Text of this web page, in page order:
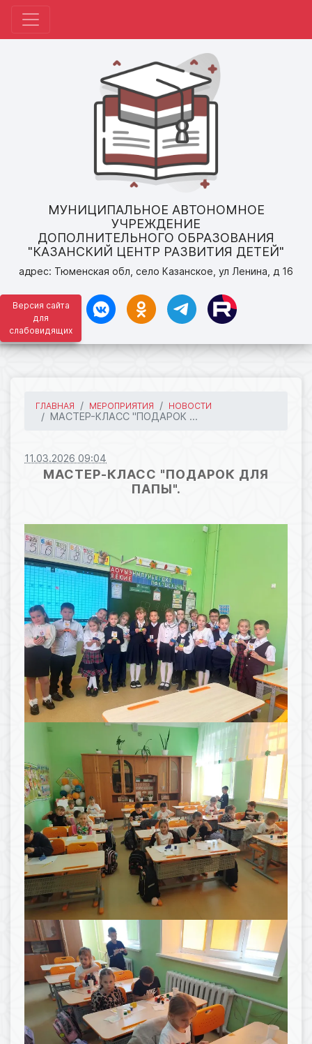
Версия сайта
для
слабовидящих
МУНИЦИПАЛЬНОЕ АВТОНОМНОЕ
УЧРЕЖДЕНИЕ
ДОПОЛНИТЕЛЬНОГО ОБРАЗОВАНИЯ
"КАЗАНСКИЙ ЦЕНТР РАЗВИТИЯ ДЕТЕЙ"
адрес: Тюменская обл, село Казанское, ул Ленина, д 16
ГЛАВНАЯ МЕРОПРИЯТИЯ НОВОСТИ
МАСТЕР-КЛАСС "ПОДАРОК ...
11.03.2026 09:04
МАСТЕР-КЛАСС "ПОДАРОК ДЛЯ
ПАПЫ".